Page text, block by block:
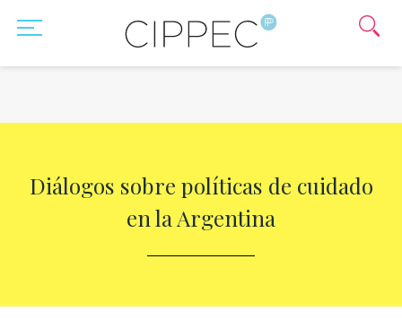
Diálogos sobre políticas de cuidado
en la Argentina